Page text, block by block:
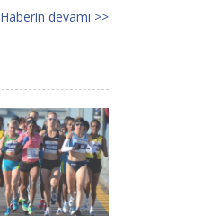
Haberin devamı >>